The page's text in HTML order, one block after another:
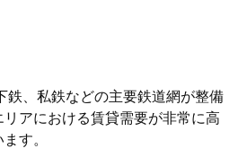
鉄、私鉄などの主要鉄道網が整備
アにおける賃貸需要が非常に高
す。